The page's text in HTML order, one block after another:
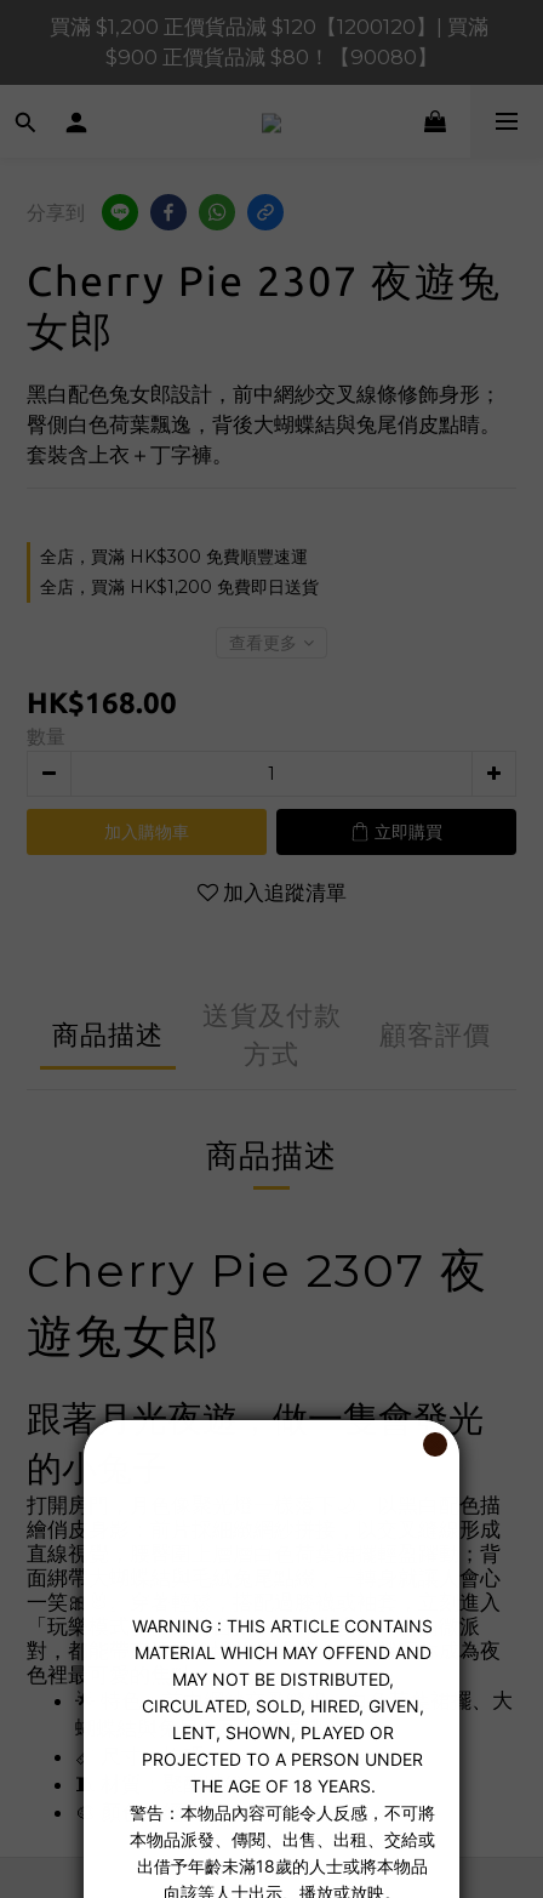
買滿 $1,200 正價貨品減 $120【1200120】| 買滿
$900 正價貨品減 $80！【90080】
買滿 $1,200 正價貨品減 $120【1200120】| 買滿
$900 正價貨品減 $80！【90080】
買滿 $600 正價貨品減 $40【60040】| 買滿 $400 正
📢 系統維護通知 – SHOPLINE Payments FPS將於
2026 年 8 月 9 日（日）凌晨 01:00 至 11:00 暫停交易
買滿 $1,200 正價貨品減 $120【1200120】| 買滿
$900 正價貨品減 $80！【90080】
分享到
Cherry Pie 2307 夜遊兔
女郎
黑白配色兔女郎設計，前中網紗交叉線條修飾身形；
臀側白色荷葉飄逸，背後大蝴蝶結與兔尾俏皮點睛。
套裝含上衣＋丁字褲。
全店，買滿 HK$300 免費順豐速運
全店，買滿 HK$1,200 免費即日送貨
查看更多
HK$168.00
數量
加入購物車 立即購買
加入追蹤清單
商品描述
送貨及付款
方式
顧客評價
商品描述
Cherry Pie 2307 夜
遊兔女郎
跟著月光夜遊，做一隻會發光
的小兔子
打開房門，月色像聚光燈一樣落下🌙。以黑白配色描
繪俏皮身影：前片採細緻網紗拼接，以交叉縫線形成
直線視覺，腰臀圍上層層白色荷葉裙擺輕盈躍動；背
面綁帶大蝴蝶結與毛絨兔尾點綴，一轉身就讓人會心
一笑🎀🐰。穿著輕鬆，搭配過膝襪或袖套，立刻進入
「玩樂模式」。鏡前自拍、走廊小步舞、房內微派
對，都能帶來活潑愉悅的儀式感，今晚就讓你成為夜
色裡最可愛的焦點✨。
🌟 特色：前中網紗交叉縫線、白色荷葉裙擺、大
蝴蝶結與兔尾、可調細肩帶
📏 尺寸：均碼
🧵 材質：聚酯纖維
🎨 顏色：經典黑 × 雪白點綴